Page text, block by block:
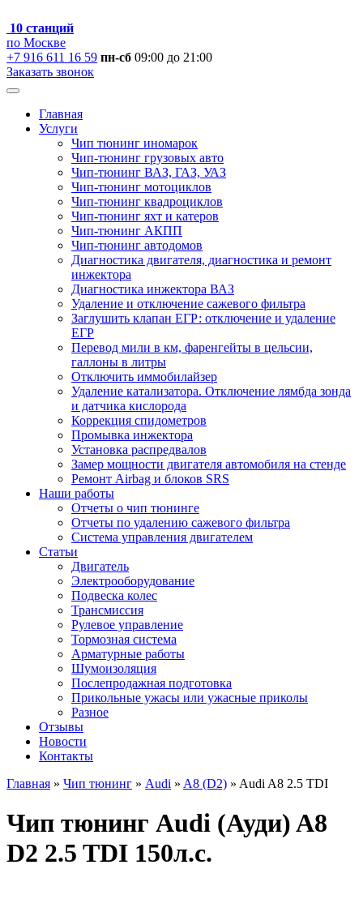
10 станций
по Москве
+7 916 611 16 59 пн-сб 09:00 до 21:00
Заказать звонок
Главная
Услуги
Чип тюнинг иномарок
Чип-тюнинг грузовых авто
Чип-тюнинг ВАЗ, ГАЗ, УАЗ
Чип-тюнинг мотоциклов
Чип-тюнинг квадроциклов
Чип-тюнинг яхт и катеров
Чип-тюнинг АКПП
Чип-тюнинг автодомов
Диагностика двигателя, диагностика и ремонт
инжектора
Диагностика инжектора ВАЗ
Удаление и отключение сажевого фильтра
Заглушить клапан ЕГР: отключение и удаление
ЕГР
Перевод мили в км, фаренгейты в цельсии,
галлоны в литры
Отключить иммобилайзер
Удаление катализатора. Отключение лямбда зонда
и датчика кислорода
Коррекция спидометров
Промывка инжектора
Установка распредвалов
Замер мощности двигателя автомобиля на стенде
Ремонт Airbag и блоков SRS
Наши работы
Отчеты о чип тюнинге
Отчеты по удалению сажевого фильтра
Система управления двигателем
Статьи
Двигатель
Электрооборудование
Подвеска колес
Трансмиссия
Рулевое управление
Тормозная система
Арматурные работы
Шумоизоляция
Послепродажная подготовка
Прикольные ужасы или ужасные приколы
Разное
Отзывы
Новости
Контакты
Главная » Чип тюнинг » Audi » A8 (D2) » Audi A8 2.5 TDI
Чип тюнинг Audi (Ауди) A8
D2 2.5 TDI 150л.с.